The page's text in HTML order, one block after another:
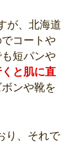
が、北海道
コートや
短パンや
と肌に直
ンや靴を
り、それで